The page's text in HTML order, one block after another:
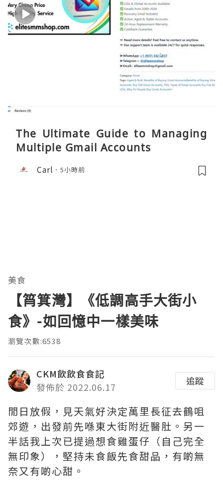
The Ultimate Guide to Managing
Multiple Gmail Accounts
Carl 5小時前
美食
【筲箕灣】《低調高手大街小
食》-如回憶中一樣美味
瀏覽次數:6538
CKM飲飲食食記
發佈於 2022.06.17
追蹤
閒日放假，見天氣好決定萬里長征去鶴咀
郊遊，出發前先喺東大街附近醫肚。另一
半話我上次已提過想食雞蛋仔（自己完全
無印象），堅持未食飯先食甜品，有啲無
奈又有啲心甜。